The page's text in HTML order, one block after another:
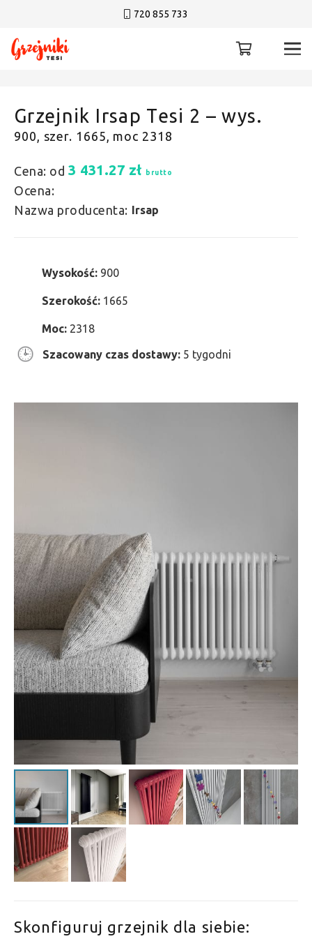
720 855 733
Grzejnik Irsap Tesi 2 – wys.
900, szer. 1665, moc 2318
Cena: od 3 431.27 zł brutto
Ocena:
Nazwa producenta: Irsap
Wysokość: 900
Szerokość: 1665
Moc: 2318
Szacowany czas dostawy: 5 tygodni
Skonfiguruj grzejnik dla siebie: